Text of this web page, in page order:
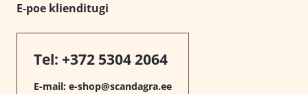
E-poe klienditugi
Tel: +372 5304 2064
E-mail: e-shop@scandagra.ee